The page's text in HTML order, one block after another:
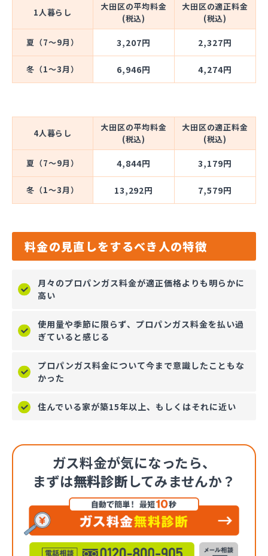
1人暮らし
大田区の平均料金
(税込)
大田区の適正料金
(税込)
夏（7～9月） 3,207円 2,327円
冬（1～3月） 6,946円 4,274円
4人暮らし
大田区の平均料金
(税込)
大田区の適正料金
(税込)
夏（7～9月） 4,844円 3,179円
冬（1～3月） 13,292円 7,579円
料金の見直しをするべき人の特徴
月々のプロパンガス料金が適正価格よりも明らかに
高い
使用量や季節に限らず、プロパンガス料金を払い過
ぎていると感じる
プロパンガス料金について今まで意識したこともな
かった
住んでいる家が築15年以上、もしくはそれに近い
ガス料金が気になったら、
まずは無料診断してみませんか？